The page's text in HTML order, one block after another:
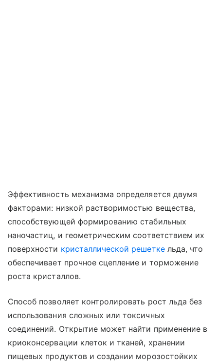
Эффективность механизма определяется двумя
факторами: низкой растворимостью вещества,
способствующей формированию стабильных
наночастиц, и геометрическим соответствием их
поверхности кристаллической решеткельда, что
обеспечивает прочное сцепление и торможение
роста кристаллов.
Способ позволяет контролировать рост льда без
использования сложных или токсичных
соединений. Открытие может найти применение в
криоконсервации клеток и тканей, хранении
пищевых продуктов и создании морозостойких